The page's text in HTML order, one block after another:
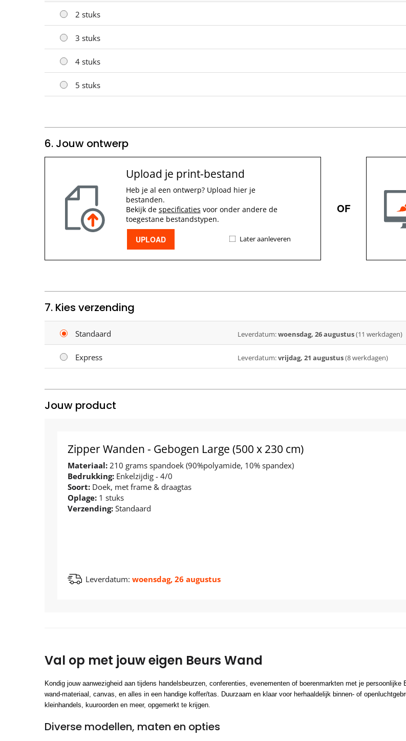
2 stuks
3 stuks
4 stuks
5 stuks
6. Jouw ontwerp
Upload je print-bestand
Heb je al een ontwerp? Upload hier je
bestanden.
Bekijk de specificaties voor onder andere de
toegestane bestandstypen.
UPLOAD Later aanleveren
OF
7. Kies verzending
Standaard Leverdatum:woensdag, 26 augustus(11 werkdagen)
Express Leverdatum:vrijdag, 21 augustus(8 werkdagen)
Jouw product
Zipper Wanden - Gebogen Large (500 x 230 cm)
Materiaal: 210 grams spandoek (90%polyamide, 10% spandex)
Bedrukking: Enkelzijdig - 4/0
Soort: Doek, met frame & draagtas
Oplage: 1 stuks
Verzending: Standaard
Leverdatum: woensdag, 26 augustus
Val op met jouw eigen Beurs Wand
Kondig jouw aanwezigheid aan tijdens handelsbeurzen, conferenties, evenementen of boerenmarkten met je
wand-materiaal, canvas, en alles in een handige koffer/tas. Duurzaam en klaar voor herhaaldelijk binnen- of
kleinhandels, kuuroorden en meer, opgemerkt te krijgen.
Diverse modellen, maten en opties